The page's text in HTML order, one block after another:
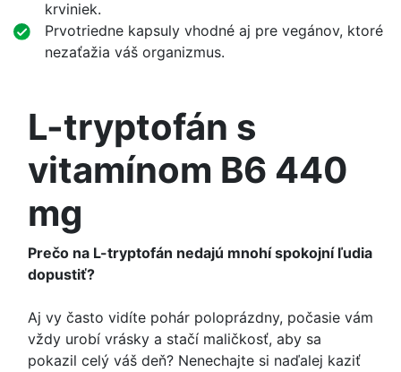
krviniek.
Prvotriedne kapsuly vhodné aj pre vegánov, ktoré
nezaťažia váš organizmus.
L-tryptofán s
vitamínom B6 440
mg
Prečo na L-tryptofán nedajú mnohí spokojní ľudia
dopustiť?
Aj vy často vidíte pohár poloprázdny, počasie vám
vždy urobí vrásky a stačí maličkosť, aby sa
pokazil celý váš deň? Nenechajte si naďalej kaziť